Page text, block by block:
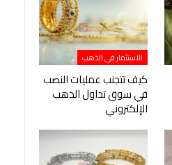
الاستثمار فى الذهب
كيف تتجنب عمليات النصب
في سوق تداول الذهب
الإلكتروني